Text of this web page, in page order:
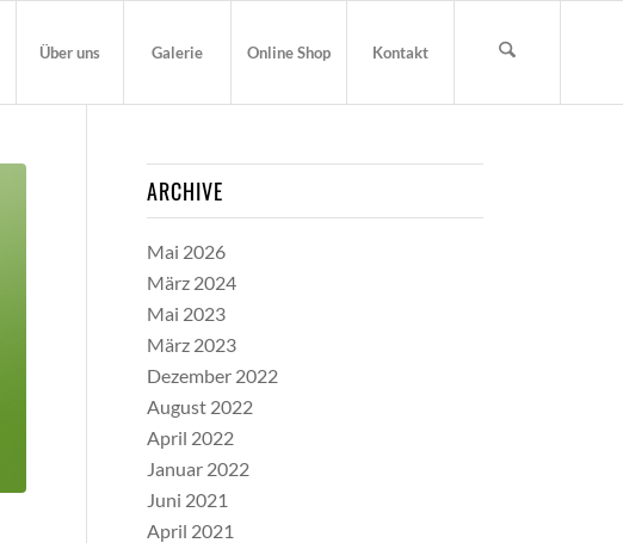
Über uns Galerie Online Shop Kontakt
ARCHIVE
Mai 2026
März 2024
Mai 2023
März 2023
Dezember 2022
August 2022
April 2022
Januar 2022
Juni 2021
April 2021